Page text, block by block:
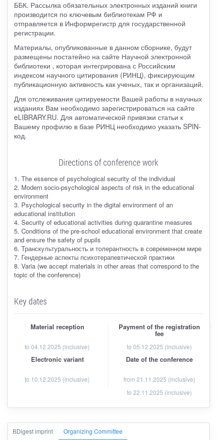
ББК. Рассылка обязательных электронных изданий книги
производится по ключевым библиотекам РФ и
отправляется в Информрегистр для государственной
регистрации.
Материалы, опубликованные в данном сборнике, будут
размещены постатейно на сайте Научной электронной
библиотеки , которая интегрирована с Российским
индексом научного цитирования (РИНЦ), фиксирующим
публикационную активность как ученых, так и организаций.
Для отслеживания цитируемости Вашей работы в научных
изданиях Вам необходимо зарегистрироваться на сайте
eLIBRARY.RU. Для автоматической привязки статьи к
Вашему профилю в базе РИНЦ необходимо указать SPIN-
код.
Directions of conference work
1. The essence of psychological security of the individual
2. Modern socio-psychological aspects of risk in the educational
environment
3. Psychological security in the digital environment of an
educational institution
4. Security of educational activities during quarantine measures
5. Conditions of the pre-school educational environment that create
and ensure the safety of pupils
6. Транскультуральность и толерантность в современном мире
7. Гендерные аспекты психотерапевтической практики
8. Varia (we accept materials in other areas that correspond to the
topic of the conference)
Key dates
Material reception
to04.12.2025 (inclusive)
Payment of the registration
fee
to 05.12.2025 (inclusive)
Electronic variant
to 10.12.2025 (inclusive)
Date of the conference
from 21.11.2025 (inclusive)
to 22.11.2025 (inclusive)
ВDigest imprint Organizing Committee